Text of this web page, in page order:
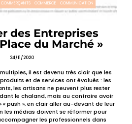
COMMERÇANTS COMMERCE COMMUNICATION
des Entreprises
du Marché »
24/11/2020
il est devenu très clair que les
et de services ont évolués : les
les artisans ne peuvent plus rester
le chaland, mais au contraire avoir
« push », en clair aller au-devant de leur
les médias doivent se réformer pour
les professionnels dans